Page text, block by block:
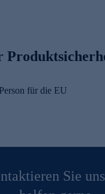
für die EU
Sie